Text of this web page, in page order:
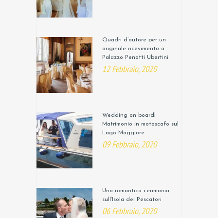
Quadri d’autore per un
originale ricevimento a
Palazzo Penotti Ubertini
12 Febbraio, 2020
Wedding on board!
Matrimonio in motoscafo sul
Lago Maggiore
09 Febbraio, 2020
Una romantica cerimonia
sull’Isola dei Pescatori
06 Febbraio, 2020